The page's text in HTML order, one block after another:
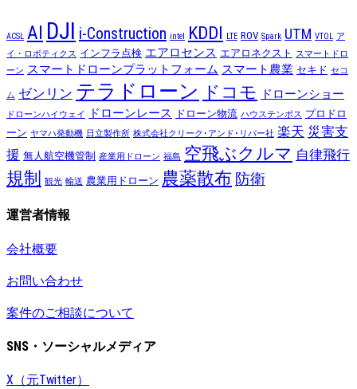
ACSL AI DJI i-Construction intel KDDI LTE ROV Spark UTM VTOL ア
イ・ロボティクス インフラ点検 エアロセンス エアロネクスト
スマートドロ
ーン スマートドローンプラットフォーム スマート農業 セキド セコ
ム ゼンリン テラドローン ドコモ ドローンショー
ドローンハイウェイ ドローンレース ドローン物流 ハウステンボス プロドロ
ーン ヤマハ発動機 日立製作所 株式会社クリーク･アンド･リバー社 楽天 災害支
援 無人航空機管制 産業用ドローン 福島 空飛ぶクルマ 自律飛行
規制 観光 輸送 農業用ドローン 農薬散布 防衛
運営者情報
会社概要
お問い合わせ
案件のご相談について
SNS・ソーシャルメディア
X（元Twitter）